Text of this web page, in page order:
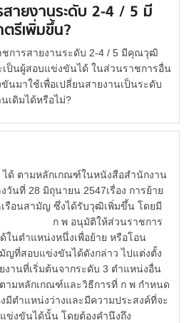
ายงานระดับ 2-4 / 5 มี
เพิ่มขึ้น?
รสายงานระดับ 2-4 / 5 มีคุณวุฒิ
ป็นผู้สอบแข่งขันได้ ในส่วนราชการอื่น
นมาใช้เพื่อเปลี่ยนสายงานเป็นระดับ
เดิมได้หรือไม่?
กเกณฑ์ในหนังสือสำนักงาน
วันที่ 28 มิถุนายน 2547เรื่อง การย้าย
รือนสามัญ ซึ่งได้รับวุฒิเพิ่มขึ้น โดยมี
ก พ อนุมัติให้ส่วนราชการ
นตำแหน่งหนึ่งเพื่อย้าย หรือโอน
ญที่สอบแข่งขันได้ดังกล่าว ไปแต่งตั้ง
งานที่เริ่มต้นจากระดับ 3 ตำแหน่งอื่น
ามหลักเกณฑ์และวิธีการที่ ก พ กำหนด
มีตำแหน่งว่างและมีความประสงค์ที่จะ
ข่งขันได้นั้น โดยต้องคำนึงถึง